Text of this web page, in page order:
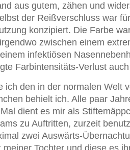
aus gutem, zähen und
der Reißverschluss war
konzipiert. Die Farbe
zwischen einem
infektiösen
Farbintensitäts-Verlust
ich den in der normalen Welt
behielt ich. Alle paar
dient es mir als
zu Auftritten, zurzeit
zwei Auswärts-
Tochter und diese es